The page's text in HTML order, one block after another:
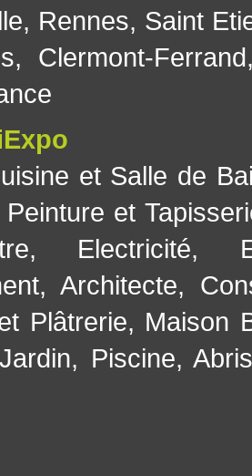
, Rennes, Saint
, Clermont-Ferrand
et Salle de
Peinture et
, Electricité,
, Architecte,
Plâtrerie, Maison
Jardin, Piscine,